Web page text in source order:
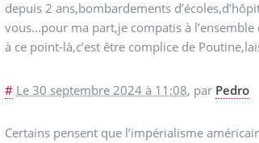
depuis 2 ans,bombardements
vous...pour ma part,je compatis à
à ce point-là,c’est être complice de
# Le 30 septembre 2024 à 11:08, par Pedro
Certains pensent que l’impérialisme